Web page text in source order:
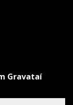
Gravataí